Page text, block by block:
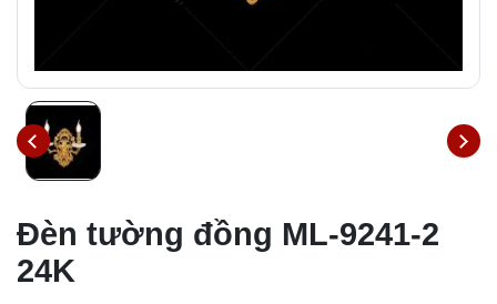
Đèn tường đồng ML-9241-2
24K